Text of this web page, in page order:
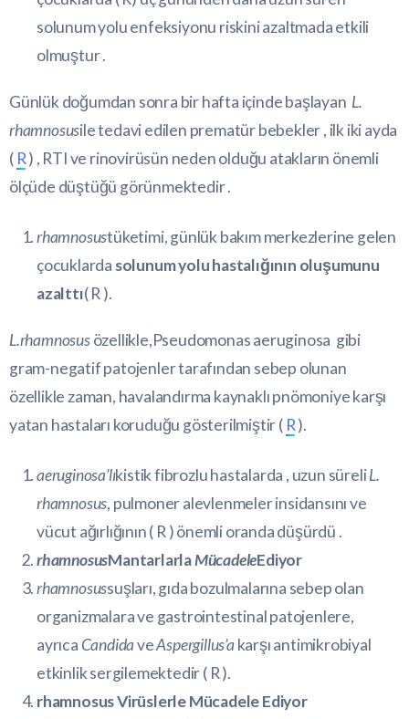
solunum yolu enfeksiyonu riskini azaltmada etkili
olmuştur .
Günlük doğumdan sonra bir hafta içinde başlayan L.
rhamnosusile tedavi edilen prematür bebekler , ilk iki ayda
( R) , RTI ve rinovirüsün neden olduğu atakların önemli
ölçüde düştüğü görünmektedir .
rhamnosustüketimi, günlük bakım merkezlerine gelen
çocuklarda solunum yolu hastalığının oluşumunu
azalttı(R ).
L.rhamnosusözellikle,Pseudomonas aeruginosa gibi
gram-negatif patojenler tarafından sebep olunan
özellikle zaman, havalandırma kaynaklı pnömoniye karşı
yatan hastaları koruduğu gösterilmiştir ( R).
aeruginosa’lıkistik fibrozlu hastalarda , uzun süreliL.
rhamnosus, pulmoner alevlenmeler insidansını ve
vücut ağırlığının ( R ) önemli oranda düşürdü .
rhamnosusMantarlarlaMücadeleEdiyor
rhamnosussuşları, gıda bozulmalarına sebep olan
organizmalara ve gastrointestinal patojenlere,
ayrıca CandidaveAspergillus’a karşı antimikrobiyal
etkinlik sergilemektedir ( R).
rhamnosus Virüslerle Mücadele Ediyor